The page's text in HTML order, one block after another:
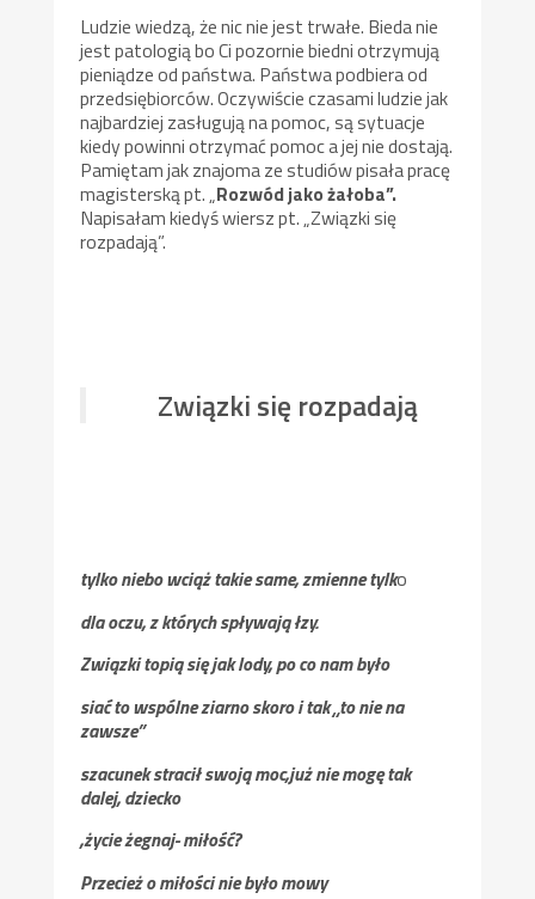
Ludzie wiedzą, że nic nie jest trwałe. Bieda nie
jest patologią bo Ci pozornie biedni otrzymują
pieniądze od państwa. Państwa podbiera od
przedsiębiorców. Oczywiście czasami ludzie jak
najbardziej zasługują na pomoc, są sytuacje
kiedy powinni otrzymać pomoc a jej nie dostają.
Pamiętam jak znajoma ze studiów pisała pracę
magisterską pt. „Rozwód jako żałoba”.
Napisałam kiedyś wiersz pt. „Związki się
rozpadają”.
Związki się rozpadają
tylko niebo wciąż takie same, zmienne tylko
dla oczu, z których spływają łzy.
Związki topią się jak lody, po co nam było
siać to wspólne ziarno skoro i tak „to nie na
zawsze”
szacunek stracił swoją moc,już nie mogę tak
dalej, dziecko
,życie żegnaj- miłość?
Przecież o miłości nie było mowy